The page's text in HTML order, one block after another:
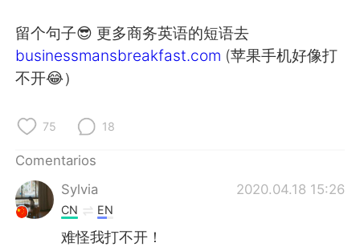
留个句子😎 更多商务英语的短语去
businessmansbreakfast.com (苹果手机好像打
不开😂）
75 18
Comentarios
Sylvia
2020.04.18 15:26
CN EN
难怪我打不开！